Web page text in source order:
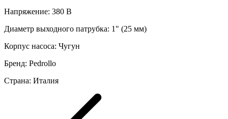
Напряжение: 380 В
Диаметр выходного патрубка: 1" (25 мм)
Корпус насоса: Чугун
Бренд: Pedrollo
Страна: Италия